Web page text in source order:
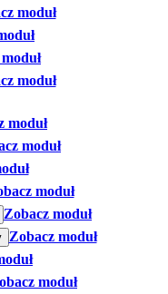
moduł
moduł
moduł
moduł
moduł
Zobacz moduł
Zobacz moduł
moduł